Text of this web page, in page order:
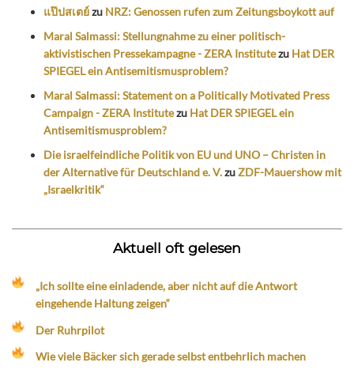
แป๊ปสเตย์zu NRZ: Genossen rufen zum Zeitungsboykott auf
Maral Salmassi: Stellungnahme zu einer politisch-
aktivistischen Pressekampagne - ZERA Institutezu Hat DER
SPIEGEL ein Antisemitismusproblem?
Maral Salmassi: Statement on a Politically Motivated Press
Campaign - ZERA Institutezu Hat DER SPIEGEL ein
Antisemitismusproblem?
Die israelfeindliche Politik von EU und UNO – Christen in
der Alternative für Deutschland e. V.zuZDF-Mauershow mit
„Israelkritik“
Aktuell oft gelesen
„Ich sollte eine einladende, aber nicht auf die Antwort
eingehende Haltung zeigen“
Der Ruhrpilot
Wie viele Bäcker sich gerade selbst entbehrlich machen